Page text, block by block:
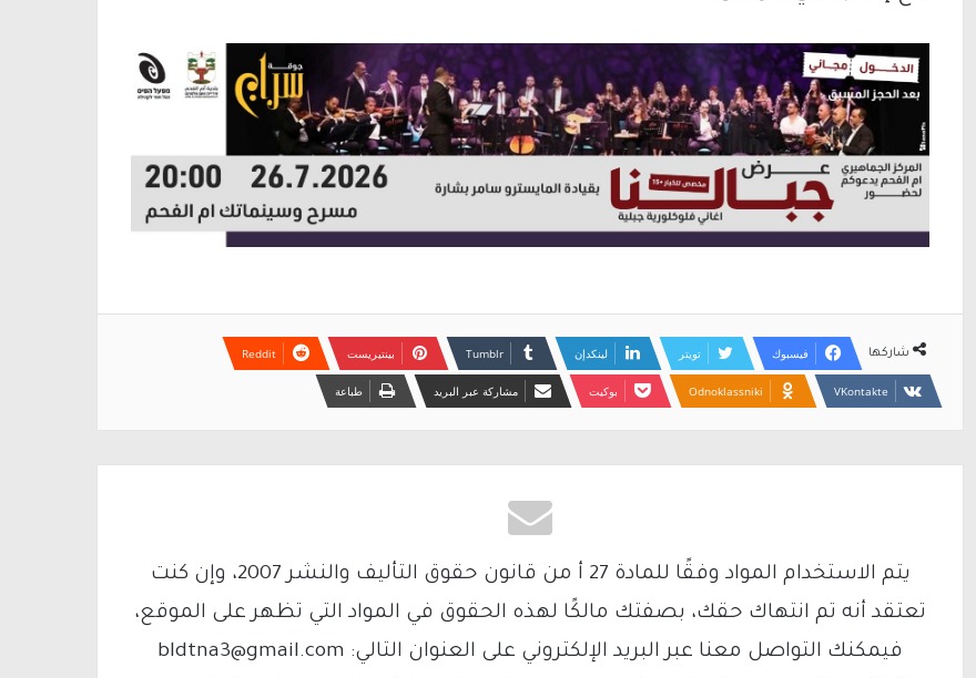
شاركها فيسبوك تويتر لينكدإن بينتيريست
Odnoklassniki بوكيت مشاركة عبر البريد طباعة
يتم الاستخدام المواد وفقًا للمادة 27 أ من قانون حقوق التأليف والنشر 2007، وإن كنت
تعتقد أنه تم انتهاك حقك، بصفتك مالكًا لهذه الحقوق في المواد التي تظهر على الموقع،
فيمكنك التواصل معنا عبر البريد الإلكتروني على العنوان التالي: bldtna3@gmail.com